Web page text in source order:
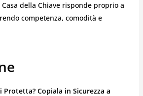
della Chiave risponde proprio a
competenza, comodità e
Protetta? Copiala in Sicurezza a